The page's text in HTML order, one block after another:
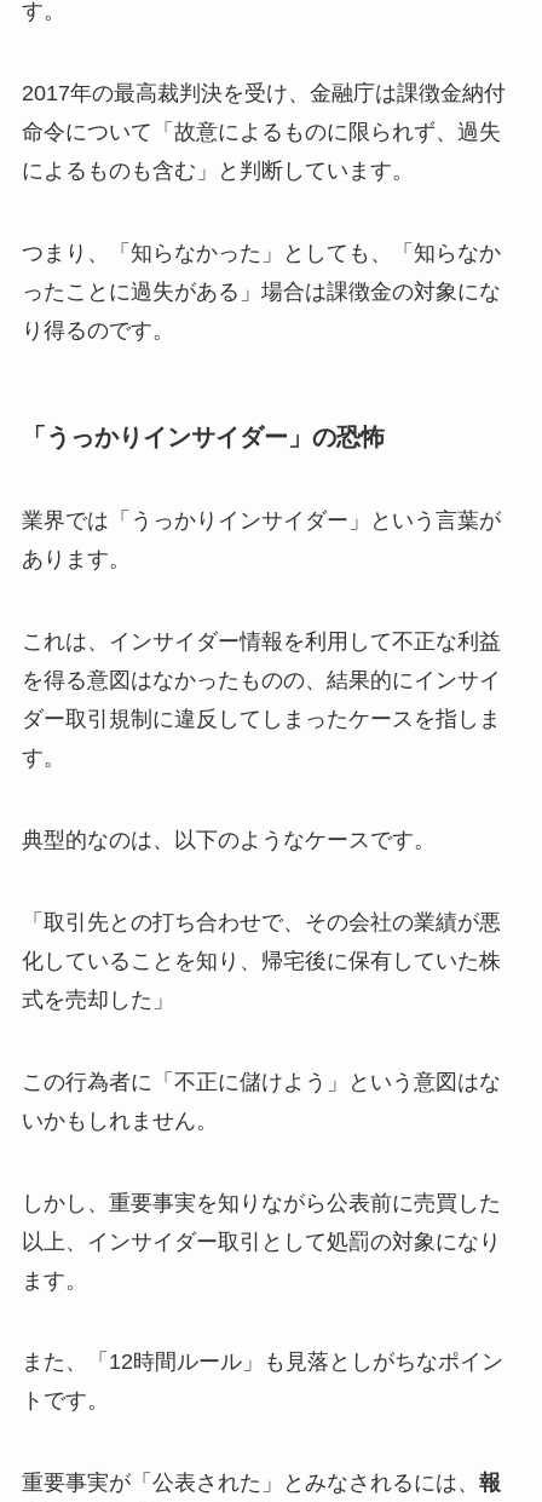
す。
2017年の最高裁判決を受け、金融庁は課徴金納付
命令について「故意によるものに限られず、過失
によるものも含む」と判断しています。
つまり、「知らなかった」としても、「知らなか
ったことに過失がある」場合は課徴金の対象にな
り得るのです。
「うっかりインサイダー」の恐怖
業界では「うっかりインサイダー」という言葉が
あります。
これは、インサイダー情報を利用して不正な利益
を得る意図はなかったものの、結果的にインサイ
ダー取引規制に違反してしまったケースを指しま
す。
典型的なのは、以下のようなケースです。
「取引先との打ち合わせで、その会社の業績が悪
化していることを知り、帰宅後に保有していた株
式を売却した」
この行為者に「不正に儲けよう」という意図はな
いかもしれません。
しかし、重要事実を知りながら公表前に売買した
以上、インサイダー取引として処罰の対象になり
ます。
また、「12時間ルール」も見落としがちなポイン
トです。
重要事実が「公表された」とみなされるには、 報